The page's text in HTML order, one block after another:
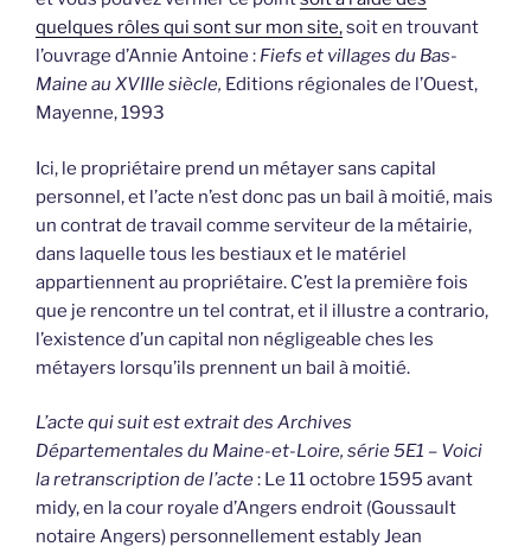
quelques rôles qui sont sur mon site,soit en trouvant
l’ouvrage d’Annie Antoine : Fiefs et villages du Bas-
Maine au XVIIIe siècle, Editions régionales de l’Ouest,
Mayenne, 1993
Ici, le propriétaire prend un métayer sans capital
personnel, et l’acte n’est donc pas un bail à moitié, mais
un contrat de travail comme serviteur de la métairie,
dans laquelle tous les bestiaux et le matériel
appartiennent au propriétaire. C’est la première fois
que je rencontre un tel contrat, et il illustre a contrario,
l’existence d’un capital non négligeable ches les
métayers lorsqu’ils prennent un bail à moitié.
L’acte qui suit est extrait des Archives
Départementales du Maine-et-Loire, série 5E1 – Voici
la retranscription de l’acte: Le 11 octobre 1595 avant
midy, en la cour royale d’Angers endroit (Goussault
notaire Angers) personnellement estably Jean